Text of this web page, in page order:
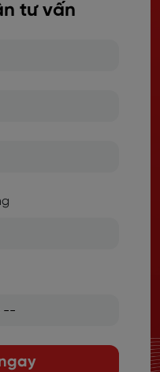
tư vấn